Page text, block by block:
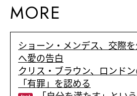
MORE
ショーン・メンデス、交際
へ愛の告白
クリス・ブラウン、ロンド
「有罪」を認める